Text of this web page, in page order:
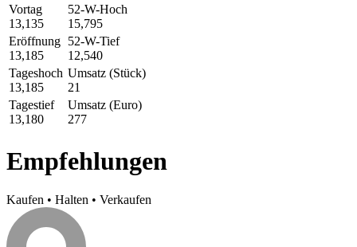
Vortag
13,135
52-W-Hoch
15,795
Eröffnung
13,185
52-W-Tief
12,540
Tageshoch
13,185
Umsatz (Stück)
21
Tagestief
13,180
Umsatz (Euro)
277
Empfehlungen
Kaufen • Halten • Verkaufen